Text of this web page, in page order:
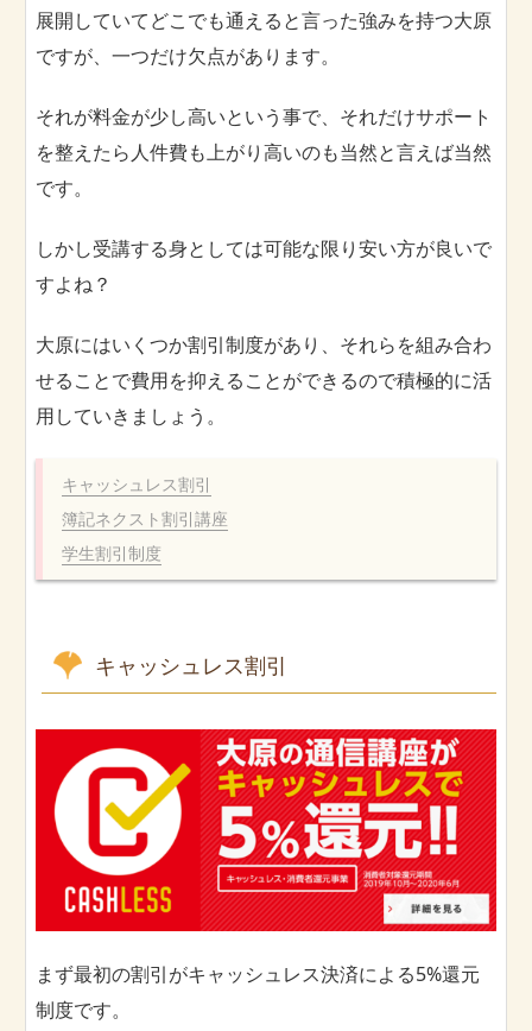
展開していてどこでも通えると言った強みを持つ大原
ですが、一つだけ欠点があります。
それが料金が少し高いという事で、それだけサポート
を整えたら人件費も上がり高いのも当然と言えば当然
です。
しかし受講する身としては可能な限り安い方が良いで
すよね？
大原にはいくつか割引制度があり、それらを組み合わ
せることで費用を抑えることができるので積極的に活
用していきましょう。
キャッシュレス割引
簿記ネクスト割引講座
学生割引制度
キャッシュレス割引
まず最初の割引がキャッシュレス決済による5%還元
制度です。